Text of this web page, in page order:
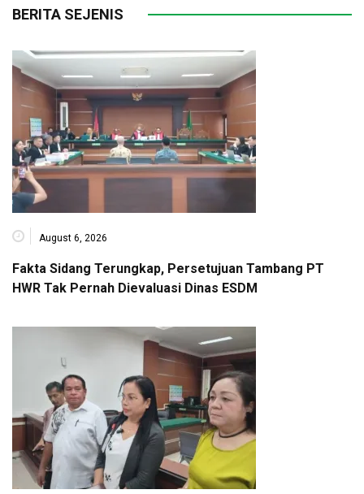
BERITA SEJENIS
August 6, 2026
Fakta Sidang Terungkap, Persetujuan Tambang PT
HWR Tak Pernah Dievaluasi Dinas ESDM